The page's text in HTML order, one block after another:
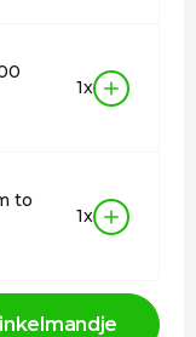
1x
to
1x